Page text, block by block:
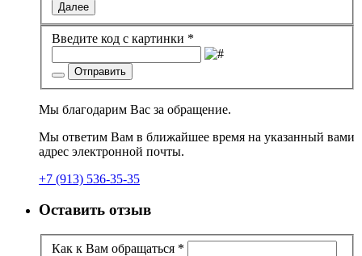
Далее
Введите код с картинки *
Отправить
Мы благодарим Вас за обращение.
Мы ответим Вам в ближайшее время на указанный вами
адрес электронной почты.
+7 (913) 536-35-35
Оставить отзыв
Как к Вам обращаться *